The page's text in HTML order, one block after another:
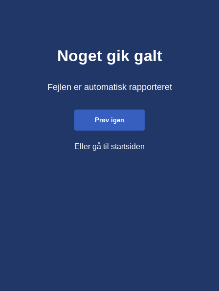
Noget gik galt
Fejlen er automatisk rapporteret
Prøv igen
Eller gå til startsiden